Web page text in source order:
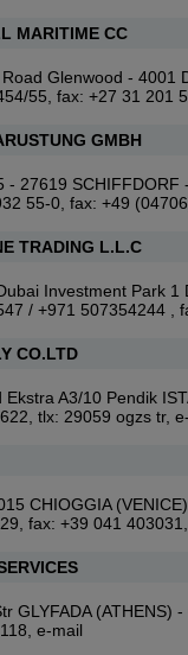
MARITIME CC
Glenwood - 4001
55, fax: +27 31 201
GMBH
- 27619 SCHIFFDORF
55-0, fax: +49
TRADING L.L.C
Investment Park 1
/ +971 507354244 ,
CO.LTD
A3/10 Pendik
tlx: 29059 ogzs tr,
CHIOGGIA
fax: +39 041 403031,
GLYFADA (ATHENS) -
e-mail